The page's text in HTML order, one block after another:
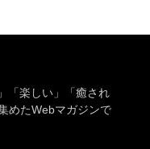
「楽しい」「癒され
めたWebマガジンで